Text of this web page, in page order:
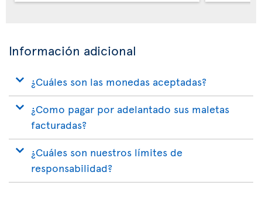
Información adicional
¿Cuáles son las monedas aceptadas?
¿Como pagar por adelantado sus maletas
facturadas?
¿Cuáles son nuestros límites de
responsabilidad?